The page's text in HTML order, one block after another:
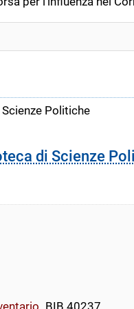
Politiche
di Scienze
BIB 40237